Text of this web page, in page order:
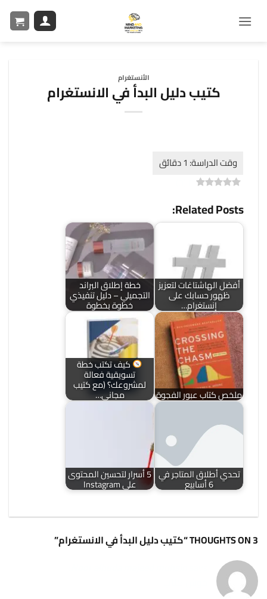
الأنستغرام
كتيب دليل البدأ في الانستغرام
Related Posts:
أفضل الهاشتاغات لتعزيز
ظهور حسابك على
إنستغرام…
خطة إطلاق البراند
التجميلي – دليل تنفيذي
خطوة بخطوة
ملخص كتاب عبور الفجوة
كيف تكتب خطة
تسويقية فعالة
لمشروعك؟ (مع كتيب
مجاني…
تحدي أطلاق المتاجر في
6 أسابيع
5 أسرار لتحسين المحتوى
على Instagram
3 THOUGHTS ON “ كتيب دليل البدأ في الانستغرام”